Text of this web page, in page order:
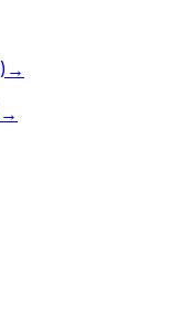
) →
→